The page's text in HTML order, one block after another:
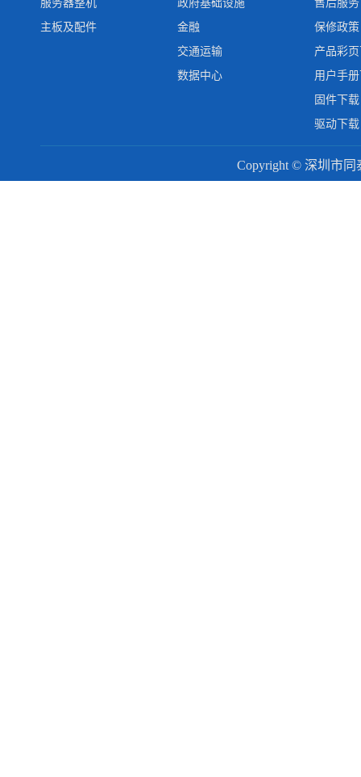
服务器整机
主板及配件
政府基础设施
金融
交通运输
数据中心
售后服务
保修政策
产品彩
用户手
固件下载
驱动下载
Copyright © 深圳市同